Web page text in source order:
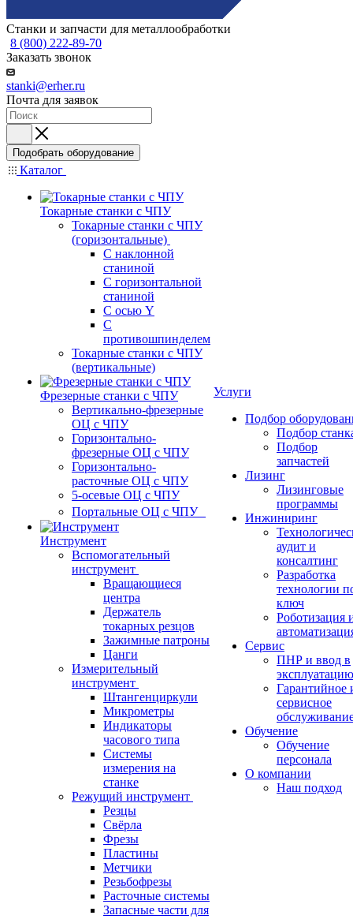
Станки и запчасти для металлообработки
8 (800) 222-89-70
Заказать звонок
stanki@erher.ru
Почта для заявок
Подобрать оборудование
Каталог
Токарные станки с ЧПУ
Токарные станки с ЧПУ
(горизонтальные)
С наклонной
станиной
С горизонтальной
станиной
С осью Y
С
противошпинделем
Токарные станки с ЧПУ
(вертикальные)
Фрезерные станки с ЧПУ
Вертикально-фрезерные
ОЦ с ЧПУ
Горизонтально-
фрезерные ОЦ с ЧПУ
Горизонтально-
расточные ОЦ с ЧПУ
5-осевые ОЦ с ЧПУ
Портальные ОЦ с ЧПУ
Инструмент
Вспомогательный
инструмент
Вращающиеся
центра
Держатель
токарных резцов
Зажимные патроны
Цанги
Измерительный
инструмент
Штангенциркули
Микрометры
Индикаторы
часового типа
Системы
измерения на
станке
Режущий инструмент
Резцы
Свёрла
Фрезы
Пластины
Метчики
Резьбофрезы
Расточные системы
Запасные части для
Услуги
Подбор
Подбор
Подбор
запчастей
Лизинг
Лизинговые
программы
Инжиниринг
аудит и
консалтинг
Разработка
технологии
ключ
Роботизация
Сервис
ПНР и ввод в
эксплуатацию
Гарантийное
сервисное
Обучение
Обучение
персонала
О компании
Наш подход